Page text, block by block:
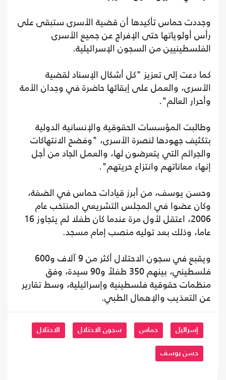
وجددت حماس تأكيدها أن قضية الأسرى ستبقى على
رأس أولوياتها حتى الإفراج عن جميع الأسرى
الفلسطينيين من السجون الإسرائيلية.
كما دعت إلى تعزيز "كل أشكال الإسناد لقضية
الأسرى، والعمل على إبقائها حاضرة في وجدان الأمة
وأحرار العالم".
وطالبت المؤسسات الحقوقية والإنسانية الدولية
بتكثيف جهودها لنصرة الأسرى، "وفضح الانتهاكات
والجرائم التي يتعرضون لها، والعمل الجاد من أجل
إنهاء معاناتهم وانتزاع حريتهم".
وحسن يوسف، من أبرز قيادات حماس في الضفة،
وكان عضوا في المجلس التشريعي المنتخب عام
2006، اعتقل لأول مرة عندما كان طفلا لم يتجاوز 16
عاما، وذلك بعد توليه منصب إمام مسجد.
ويقبع في سجون الاحتلال أكثر من 9 آلاف و600
فلسطيني، بينهم 350 طفلاً و90 سيدة، وفق
منظمات حقوقية فلسطينية وإسرائيلية، وسط تقارير
عن التعذيب والإهمال الطبي.
إسرائيل حماس سجون الاحتلال الاحتلال
حسن يوسف